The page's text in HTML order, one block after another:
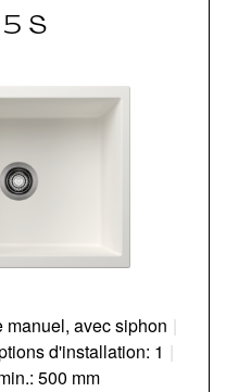
S
manuel, avec siphon |
d'installation: 1 |
500 mm